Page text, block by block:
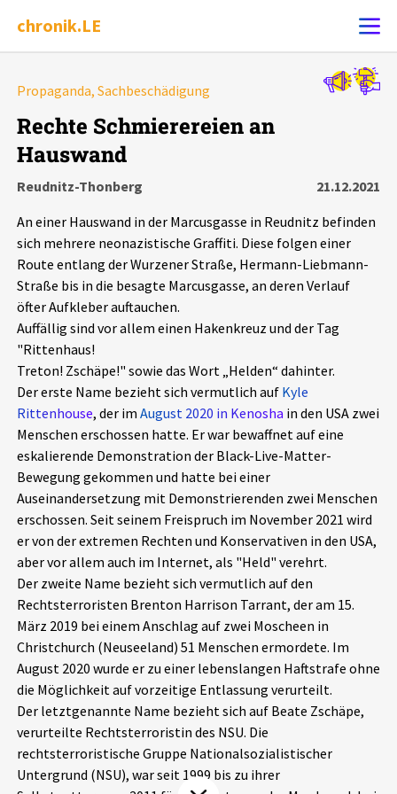
chronik.LE
Ereignis melden
Chronik
Leipziger Zustände
Schlaglichter
Phänomene
Aktuelles
Alle Beiträge
Veranstaltungen
Pressemitteilungen
Podcasts
Über uns
Projektbeschreibung
Kontakt
Unterstützer_innen
Spenden
chronik.LE in der Presse
Propaganda, Sachbeschädigung
Rechte Schmierereien an
Hauswand
Reudnitz-Thonberg
21.12.2021
An einer Hauswand in der Marcusgasse in Reudnitz befinden
sich mehrere neonazistische Graffiti. Diese folgen einer
Route entlang der Wurzener Straße, Hermann-Liebmann-
Straße bis in die besagte Marcusgasse, an deren Verlauf
öfter Aufkleber auftauchen.
Auffällig sind vor allem einen Hakenkreuz und der Tag
"Rittenhaus!
Treton! Zschäpe!" sowie das Wort „Helden“ dahinter.
Der erste Name bezieht sich vermutlich auf Kyle
Rittenhouse, der im August 2020 in Kenosha in den USA zwei
Menschen erschossen hatte. Er war bewaffnet auf eine
eskalierende Demonstration der Black-Live-Matter-
Bewegung gekommen und hatte bei einer
Auseinandersetzung mit Demonstrierenden zwei Menschen
erschossen. Seit seinem Freispruch im November 2021 wird
er von der extremen Rechten und Konservativen in den USA,
aber vor allem auch im Internet, als "Held" verehrt.
Der zweite Name bezieht sich vermutlich auf den
Rechtsterroristen Brenton Harrison Tarrant, der am 15.
März 2019 bei einem Anschlag auf zwei Moscheen in
Christchurch (Neuseeland) 51 Menschen ermordete. Im
August 2020 wurde er zu einer lebenslangen Haftstrafe ohne
die Möglichkeit auf vorzeitige Entlassung verurteilt.
Der letztgenannte Name bezieht sich auf Beate Zschäpe,
verurteilte Rechtsterroristin des NSU. Die
rechtsterroristische Gruppe Nationalsozialistischer
Untergrund (NSU), war seit 1999 bis zu ihrer
Alle Ereignisse
Ereignisse
Ereignisse